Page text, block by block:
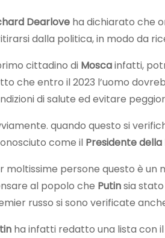
Dearlove ha dichiarato che
dalla politica, in modo da
cittadino di Moscainfatti,
che entro il 2023 l’uomo
di salute ed evitare
quando questo si
come il Presidente della
moltissime persone questo è un
al popolo che Putinsia
russo si sono verificate
ha infatti redatto una lista con